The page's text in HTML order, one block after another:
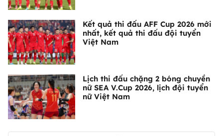
Kết quả thi đấu AFF Cup 2026 mới
nhất, kết quả thi đấu đội tuyển
Việt Nam
Lịch thi đấu chặng 2 bóng chuyền
nữ SEA V.Cup 2026, lịch đội tuyển
nữ Việt Nam